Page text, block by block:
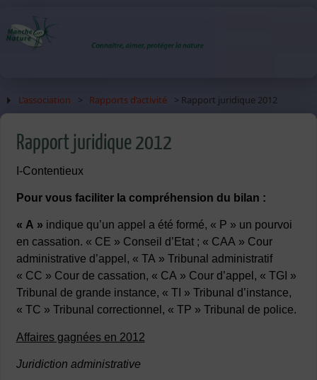
L’association > Rapports d’activité > Rapport juridique 2012
Rapport juridique 2012
I-Contentieux
Pour vous faciliter la compréhension du bilan :
« A » indique qu’un appel a été formé, « P » un pourvoi
en cassation. « CE » Conseil d’Etat ; « CAA » Cour
administrative d’appel, « TA » Tribunal administratif
« CC » Cour de cassation, « CA » Cour d’appel, « TGI »
Tribunal de grande instance, « TI » Tribunal d’instance,
« TC » Tribunal correctionnel, « TP » Tribunal de police.
Affaires gagnées en 2012
Juridiction administrative